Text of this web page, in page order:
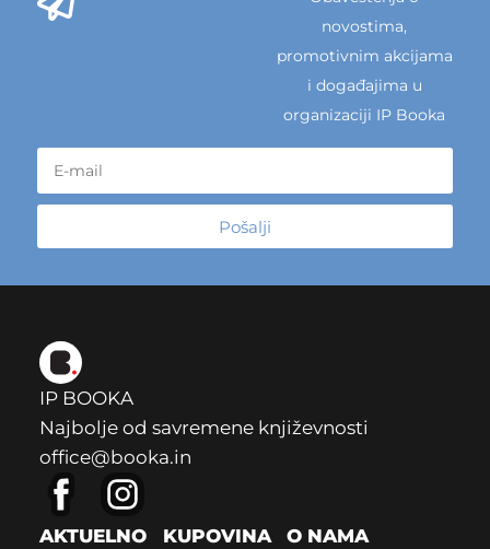
novostima,
promotivnim akcijama
i događajima u
organizaciji IP Booka
Pošalji
IP BOOKA
Najbolje od savremene književnosti
office@booka.in
AKTUELNO KUPOVINA O NAMA